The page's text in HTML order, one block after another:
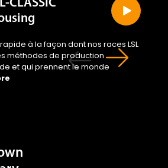
CLASSIC
à la façon dont nos races LSL
méthodes de production
et qui prennent le monde